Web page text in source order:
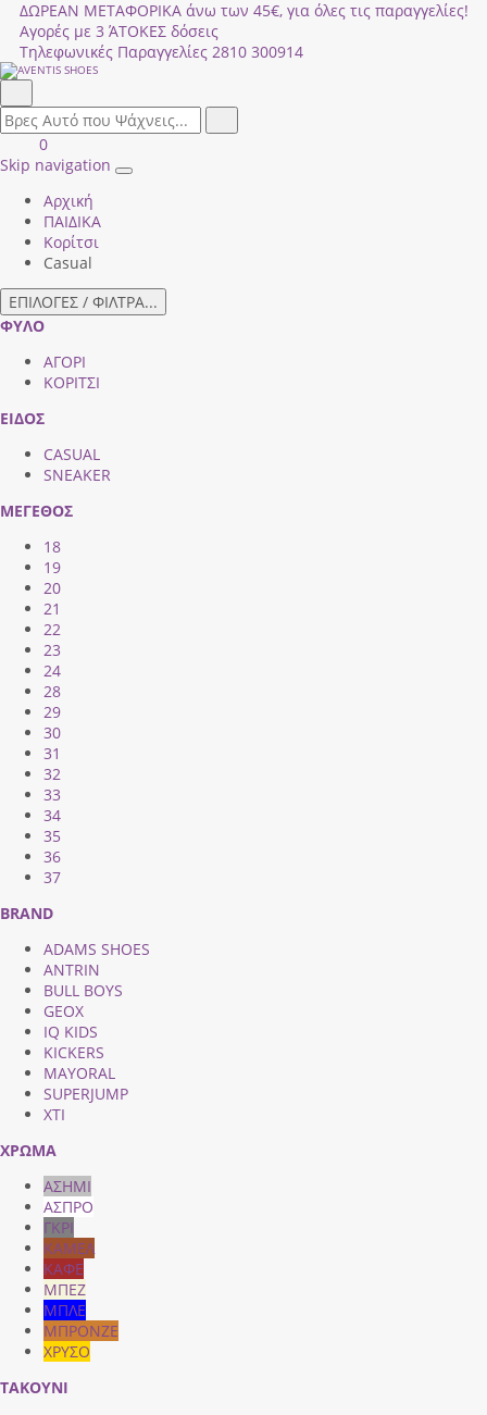
ΔΩΡΕΑΝ ΜΕΤΑΦΟΡΙΚΑ άνω των 45€, για όλες τις παραγγελίες!
Αγορές με 3 ΆΤΟΚΕΣ δόσεις
Τηλεφωνικές Παραγγελίες 2810 300914
field.search
Είσοδος
|
ΚΑΛΑΘΙ
ΑΓΟΡΩΝ
0
Skip navigation
Toggle
Αρχική
ΠΑΙΔΙΚΑ
Κορίτσι
Casual
ΕΠΙΛΟΓΕΣ / ΦΙΛΤΡΑ...
ΦΥΛΟ
ΑΓΟΡΙ
ΚΟΡΙΤΣΙ
ΕΙΔΟΣ
CASUAL
SNEAKER
ΜΕΓΕΘΟΣ
18
19
20
21
22
23
24
28
29
30
31
32
33
34
35
36
37
BRAND
ADAMS SHOES
ANTRIN
BULL BOYS
GEOX
IQ KIDS
KICKERS
MAYORAL
SUPERJUMP
XTI
ΧΡΩΜΑ
ΑΣΗΜΙ
ΑΣΠΡΟ
ΓΚΡΙ
ΚΑΜΕΛ
ΚΑΦΕ
ΜΠΕΖ
ΜΠΛΕ
ΜΠΡΟΝΖΕ
ΧΡΥΣΟ
ΤΑΚΟΥΝΙ